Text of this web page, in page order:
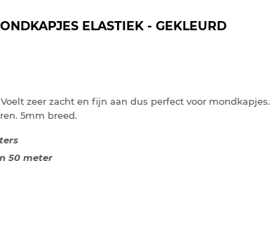
ELASTIEK - GEKLEURD
zeer zacht en fijn aan dus perfect voor mondkapjes.
5mm breed.
50 meter